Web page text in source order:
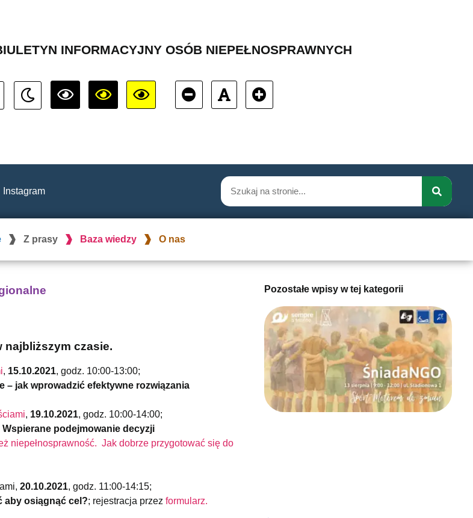
INFORMACYJNY OSÓB NIEPEŁNOSPRAWNYCH
Instagram
Z prasy Baza wiedzy O nas
najbliższym czasie.
, 15.10.2021, godz. 10:00-13:00;
– jak wprowadzić efektywne rozwiązania
, 19.10.2021, godz. 10:00-14:00;
Wspierane podejmowanie decyzji
niepełnosprawność. Jak dobrze przygotować się do
20.10.2021, godz. 11:00-14:15;
aby osiągnąć cel?; rejestracja przez formularz.
Pozostałe wpisy w tej kategorii